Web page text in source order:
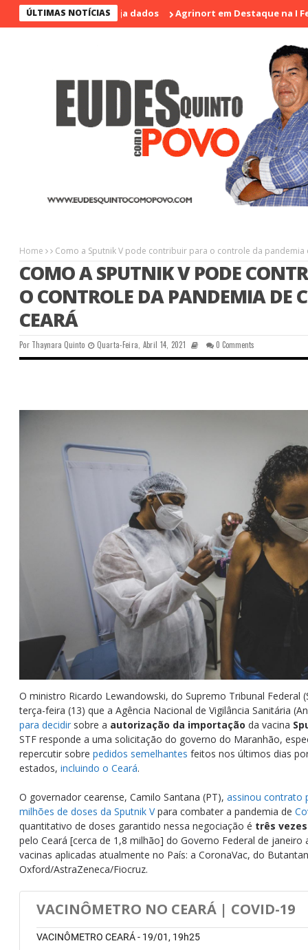
ÚLTIMAS NOTÍCIAS
17 anos; veja dados Agrinort em Destaque na I Feira de
Home Como a Sputnik V pode contribuir para o controle da pandemia
COMO A SPUTNIK V PODE
O CONTROLE DA PANDEMIA DE
CEARÁ
Por Thaynara Quinto Quarta-Feira, Abril 14, 2021 0 Comments
O ministro Ricardo Lewandowski, do Supremo Tribunal Federal
terça-feira (13) que a Agência Nacional de Vigilância Sanitária
para decidir sobre a autorização da importação da vacina
STF responde a uma solicitação do governo do Maranhão,
repercutir sobre pedidos semelhantes feitos nos últimos dias
estados, incluindo o Ceará.
O governador cearense, Camilo Santana (PT), assinou contrato
milhões de doses da Sputnik Vpara combater a pandemia de
quantitativo de doses garantido nessa negociação é três
pelo Ceará [cerca de 1,8 milhão] do Governo Federal de
vacinas aplicadas atualmente no País: a CoronaVac, do
Oxford/AstraZeneca/Fiocruz.
VACINÔMETRO NO CEARÁ | COVID-19